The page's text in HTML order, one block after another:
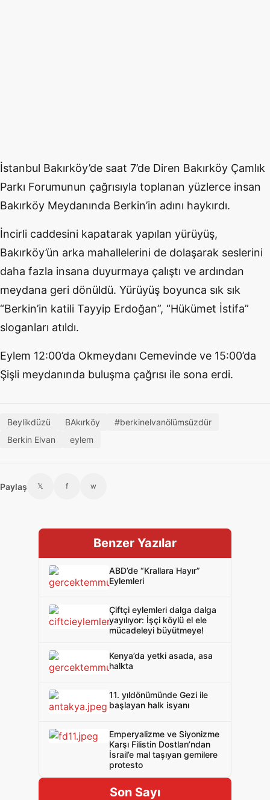
İstanbul Bakırköy’de saat 7’de Diren Bakırköy Çamlık
Parkı Forumunun çağrısıyla toplanan yüzlerce insan
Bakırköy Meydanında Berkin’in adını haykırdı.
İncirli caddesini kapatarak yapılan yürüyüş,
Bakırköy’ün arka mahallelerini de dolaşarak seslerini
daha fazla insana duyurmaya çalıştı ve ardından
meydana geri dönüldü. Yürüyüş boyunca sık sık
“Berkin’in katili Tayyip Erdoğan”, “Hükümet İstifa”
sloganları atıldı.
Eylem 12:00’da Okmeydanı Cemevinde ve 15:00’da
Şişli meydanında buluşma çağrısı ile sona erdi.
Beylikdüzü BAkırköy
#berkinelvanölümsüzdür
Berkin Elvan
eylem
Paylaş 𝕏 f w
Benzer Yazılar
ABD’de “Krallara Hayır”
Eylemleri
Çiftçi eylemleri dalga dalga
yayılıyor: İşçi köylü el ele
mücadeleyi büyütmeye!
Kenya’da yetki asada, asa
halkta
11. yıldönümünde Gezi ile
başlayan halk isyanı
Emperyalizme ve Siyonizme
Karşı Filistin Dostları’ndan
İsrail’e mal taşıyan gemilere
protesto
Son Sayı